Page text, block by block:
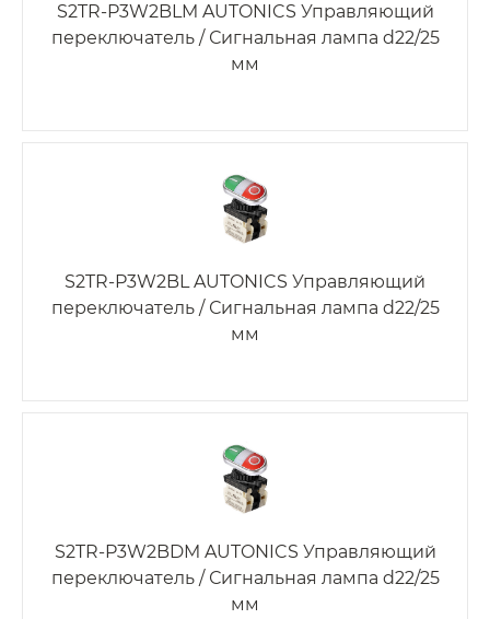
S2TR-P3W2BLM AUTONICS Управляющий
переключатель / Сигнальная лампа d22/25
мм
S2TR-P3W2BL AUTONICS Управляющий
переключатель / Сигнальная лампа d22/25
мм
S2TR-P3W2BDM AUTONICS Управляющий
переключатель / Сигнальная лампа d22/25
мм